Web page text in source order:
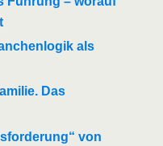
als
Das
von